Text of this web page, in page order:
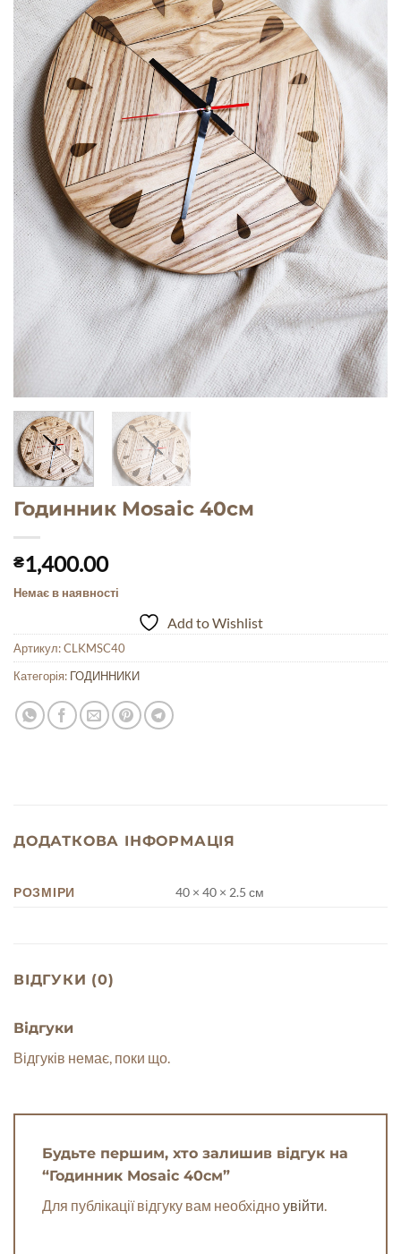
Годинник Mosaic 40см
₴1,400.00
Немає в наявності
Add to Wishlist
Артикул:CLKMSC40
Категорія: ГОДИННИКИ
ДОДАТКОВА ІНФОРМАЦІЯ
РОЗМІРИ 40 × 40 × 2.5 см
ВІДГУКИ (0)
Відгуки
Відгуків немає, поки що.
Будьте першим, хто залишив відгук на
“Годинник Mosaic 40см”
Для публікації відгуку вам необхідноувійти.